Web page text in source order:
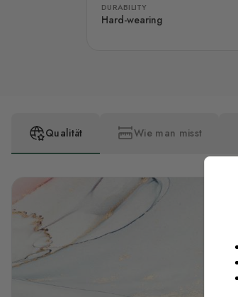
DURABILITY
Hard-wearing
Qualität Wie man misst